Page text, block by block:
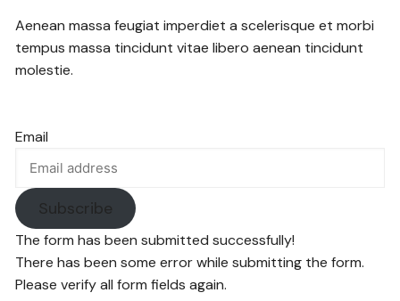
Aenean massa feugiat imperdiet a scelerisque et morbi
tempus massa tincidunt vitae libero aenean tincidunt
molestie.
Email
Subscribe
The form has been submitted successfully!
There has been some error while submitting the form.
Please verify all form fields again.